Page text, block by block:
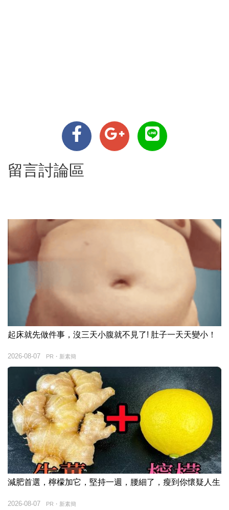
留言討論區
起床就先做件事，沒三天小腹就不見了! 肚子一天天變小！
PR・新素簡
2026-08-07
減肥首選，檸檬加它，堅持一週，腰細了，瘦到你懷疑人生
PR・新素簡
2026-08-07